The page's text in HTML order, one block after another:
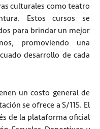
culturales como teatro
Estos cursos se
para brindar un mejor
promoviendo una
desarrollo de cada
un costo general de
se ofrece a S/115. El
de la plataforma oficial